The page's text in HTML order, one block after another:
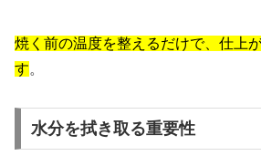
焼く前の温度を整えるだけで、仕上
す。
水分を拭き取る重要性